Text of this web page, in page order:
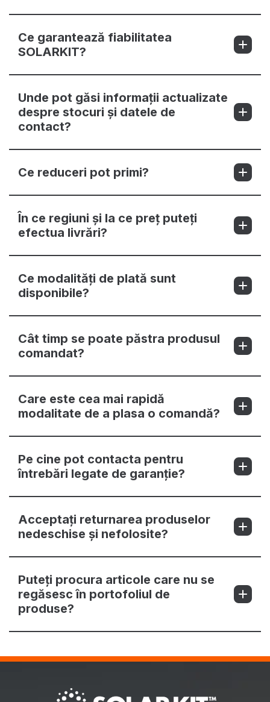
Ce garantează fiabilitatea
SOLARKIT?
Unde pot găsi informații actualizate
despre stocuri și datele de
contact?
Ce reduceri pot primi?
În ce regiuni și la ce preț puteți
efectua livrări?
Ce modalități de plată sunt
disponibile?
Cât timp se poate păstra produsul
comandat?
Care este cea mai rapidă
modalitate de a plasa o comandă?
Pe cine pot contacta pentru
întrebări legate de garanție?
Acceptați returnarea produselor
nedeschise și nefolosite?
Puteți procura articole care nu se
regăsesc în portofoliul de
produse?